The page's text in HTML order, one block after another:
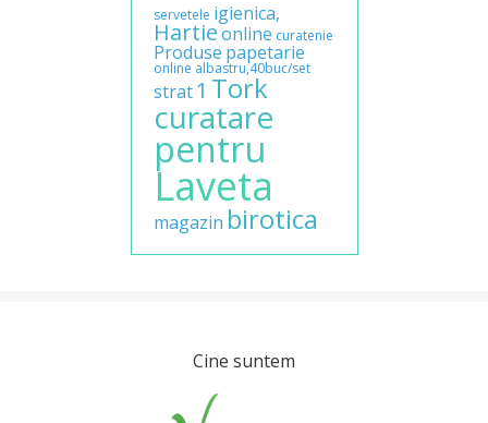
servetele igienica,
Hartieonline curatenie
Produse papetarie
online albastru,40buc/set
strat 1 Tork
curatare
pentru
Laveta
magazin birotica
Cine suntem